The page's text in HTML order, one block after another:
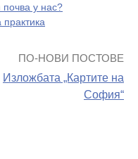
у нас?
ПО-НОВИ ПОСТОВЕ
Изложбата „Картите на
София“